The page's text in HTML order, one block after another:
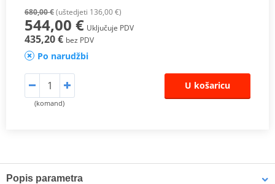
680,00 €(uštedjeti 136,00 €)
544,00 € Uključuje PDV
435,20 € bez PDV
Po narudžbi
(komand)
U košaricu
Popis parametra